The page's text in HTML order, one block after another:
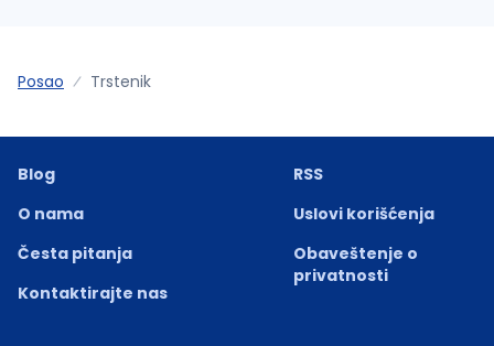
Posao Trstenik
Blog
O nama
Česta pitanja
Kontaktirajte nas
RSS
Uslovi korišćenja
Obaveštenje o
privatnosti